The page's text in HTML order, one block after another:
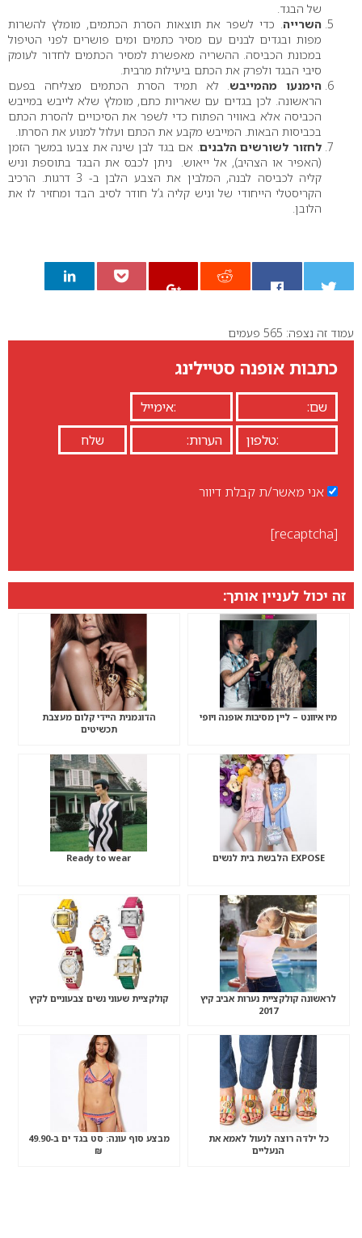
של הבגד.
השרייה. כדי לשפר את תוצאות הסרת הכתמים, מומלץ להשרות
מפות ובגדים לבנים עם מסיר כתמים ומים פושרים לפני הטיפול
במכונת הכביסה. ההשריה מאפשרת למסיר הכתמים לחדור לעומק
סיבי הבגד ולפרק את הכתם ביעילות מרבית.
הימנעו מהמייבש. לא תמיד הסרת הכתמים מצליחה בפעם
הראשונה. לכן בגדים עם שאריות כתם, מומלץ שלא לייבש במייבש
הכביסה אלא באוויר הפתוח כדי לשפר את הסיכויים להסרת הכתם
בכביסות הבאות. המייבש מקבע את הכתם ועלול למנוע את הסרתו.
לחזור לשורשים הלבנים. אם בגד לבן שינה את צבעו במשך הזמן
(האפיר או הצהיב), אל ייאוש. ניתן לכבס את הבגד בתוספת וניש
קליה לכביסה לבנה, המלבין את הצבע הלבן ב- 3 דרגות. הרכיב
הקריסטלי הייחודי של וניש קליה ג’ל חודר לסיב הבד ומחזיר לו את
הלובן.
0
עמוד זה נצפה: 565 פעמים
כתבות אופנה סטיילינג
אני מאשר/ת קבלת דיוור
[recaptcha]
זה יכול לעניין אותך:
מיו איוונט – ליין מסיבות אופנה ויופי
הדוגמנית היידי קלום מעצבת
תכשיטים
EXPOSE הלבשת בית לנשים Ready to wear
לראשונה קולקציית נערות אביב קיץ
2017
קולקציית שעוני נשים צבעוניים לקיץ
כל ילדה רוצה לנעול לאמא את
הנעליים
מבצע סוף עונה: סט בגד ים ב-49.90
₪